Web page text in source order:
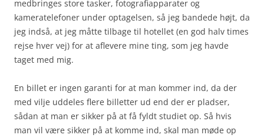
medbringes store tasker, fotografiapparater og
kameratelefoner under optagelsen, så jeg bandede højt, da
jeg indså, at jeg måtte tilbage til hotellet (en god halv times
rejse hver vej) for at aflevere mine ting, som jeg havde
taget med mig.
En billet er ingen garanti for at man kommer ind, da der
med vilje uddeles flere billetter ud end der er pladser,
sådan at man er sikker på at få fyldt studiet op. Så hvis
man vil være sikker på at komme ind, skal man møde op